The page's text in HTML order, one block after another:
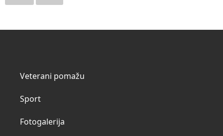
Veterani pomažu
Sport
Fotogalerija